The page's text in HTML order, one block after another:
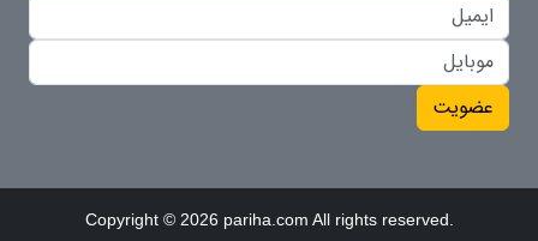
عضویت
Copyright © 2026 pariha.com All rights reserved.